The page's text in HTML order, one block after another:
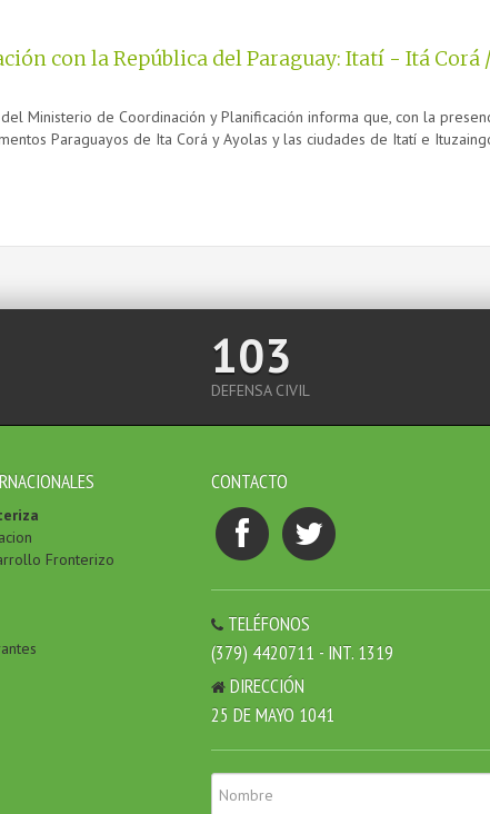
con la República del Paraguay: Itatí - Itá Corá
Ministerio de Coordinación y Planificación informa que, con la
Paraguayos de Ita Corá y Ayolas y las ciudades de Itatí e
103
DEFENSA CIVIL
Fronterizo
CONTACTO
TELÉFONOS
(379) 4420711 - INT. 1319
DIRECCIÓN
25 DE MAYO 1041